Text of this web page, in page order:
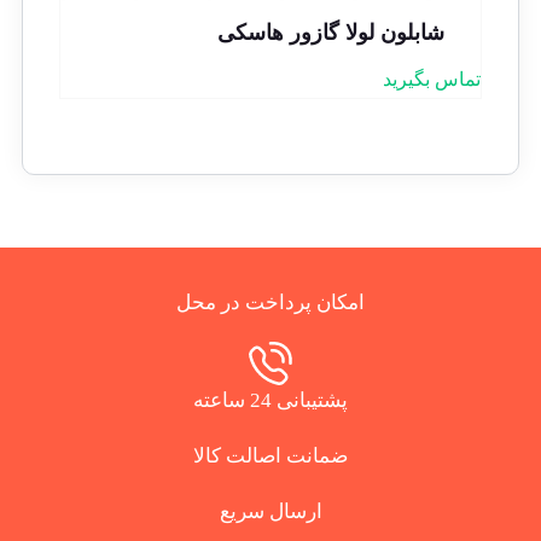
شابلون لولا گازور هاسکی
تماس بگیرید
امکان پرداخت در محل
پشتیبانی 24 ساعته
ضمانت اصالت کالا
ارسال سریع